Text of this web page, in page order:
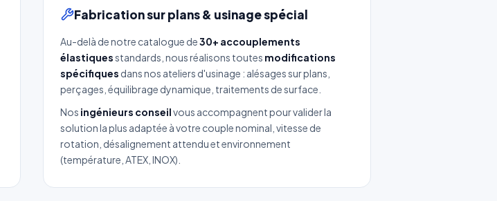
Fabrication sur plans & usinage spécial
Au-delà de notre catalogue de30+ accouplements
élastiquesstandards, nous réalisons toutes modifications
spécifiques dans nos ateliers d'usinage : alésages sur plans,
perçages, équilibrage dynamique, traitements de surface.
Nos ingénieurs conseilvous accompagnent pour valider la
solution la plus adaptée à votre couple nominal, vitesse de
rotation, désalignement attendu et environnement
(température, ATEX, INOX).